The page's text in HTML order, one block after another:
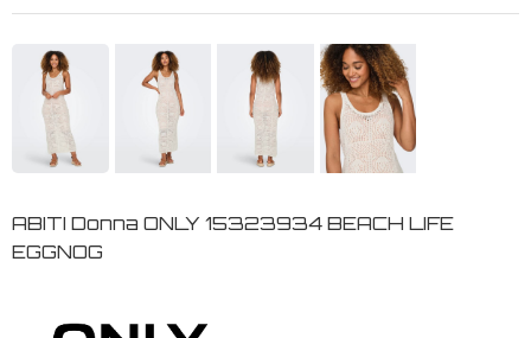
ABITI Donna ONLY 15323934 BEACH LIFE
EGGNOG